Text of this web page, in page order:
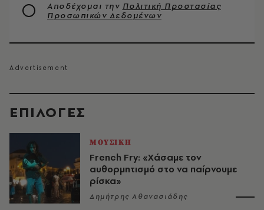
EΠΙΛΟΓΈΣ
ΜΟΥΣΙΚΗ
French Fry: «Χάσαμε τον
αυθορμητισμό στο να παίρνουμε
ρίσκα»
Δημήτρης Αθανασιάδης
Αποδέχομαι την Πολιτική Προστασίας
Προσωπικών Δεδομένων